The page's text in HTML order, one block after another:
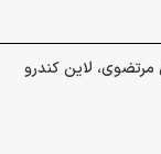
مرتضوی، لاین کندرو